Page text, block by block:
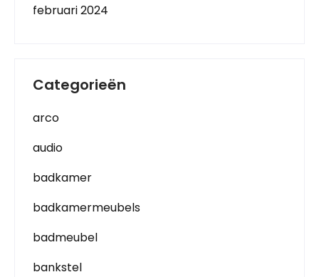
februari 2024
Categorieën
arco
audio
badkamer
badkamermeubels
badmeubel
bankstel